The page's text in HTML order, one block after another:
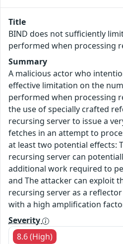
Title
BIND does not sufficiently
performed when processing
Summary
A malicious actor who
effective limitation on the
performed when processing
the use of specially crafted
recursing server to issue a
fetches in an attempt to
at least two potential effects:
recursing server can
additional work required to
and The attacker can exploit
recursing server as a
with a high amplification
Severity
8.6 (High)